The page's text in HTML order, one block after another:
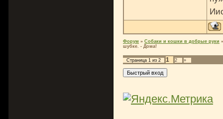
Форум » Собаки и кошки в добрые руки »
шубке. - Дома!
Страница 1 из 2 1 2 »